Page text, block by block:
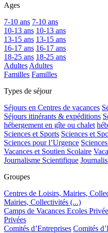
Ages
7-10 ans 7-10 ans
10-13 ans 10-13 ans
13-15 ans 13-15 ans
16-17 ans 16-17 ans
18-25 ans 18-25 ans
Adultes Adultes
Familles Familles
Types de séjour
Séjours en Centres de vacances
Séjours itinérants & expéditions
hébergement en gîte ou chalet
Sciences et Sports Sciences et
Sciences pour l’Urgence
Vacances et Soutien Scolaire
Journalisme Scientifique
Groupes
Centres de Loisirs, Mairies,
Mairies, Collectivités (...)
Camps de Vacances Ecoles
Privées
Comités d’Entreprises Comités